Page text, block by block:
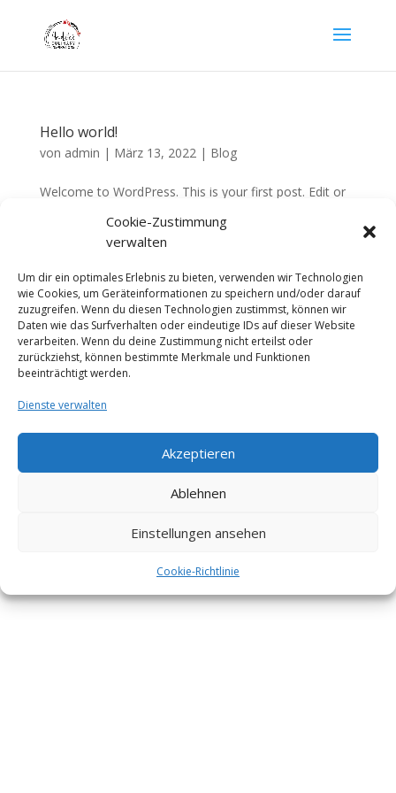
Cookie-Zustimmung
verwalten
Um dir ein optimales Erlebnis zu bieten, verwenden wir Technologien
wie Cookies, um Geräteinformationen zu speichern und/oder darauf
zuzugreifen. Wenn du diesen Technologien zustimmst, können wir
Daten wie das Surfverhalten oder eindeutige IDs auf dieser Website
verarbeiten. Wenn du deine Zustimmung nicht erteilst oder
zurückziehst, können bestimmte Merkmale und Funktionen
beeinträchtigt werden.
Dienste verwalten
Akzeptieren
Ablehnen
Einstellungen ansehen
Cookie-Richtlinie
Hello world!
von admin | März 13, 2022| Blog
Welcome to WordPress. This is your first post. Edit or
Impressum Datenschutz